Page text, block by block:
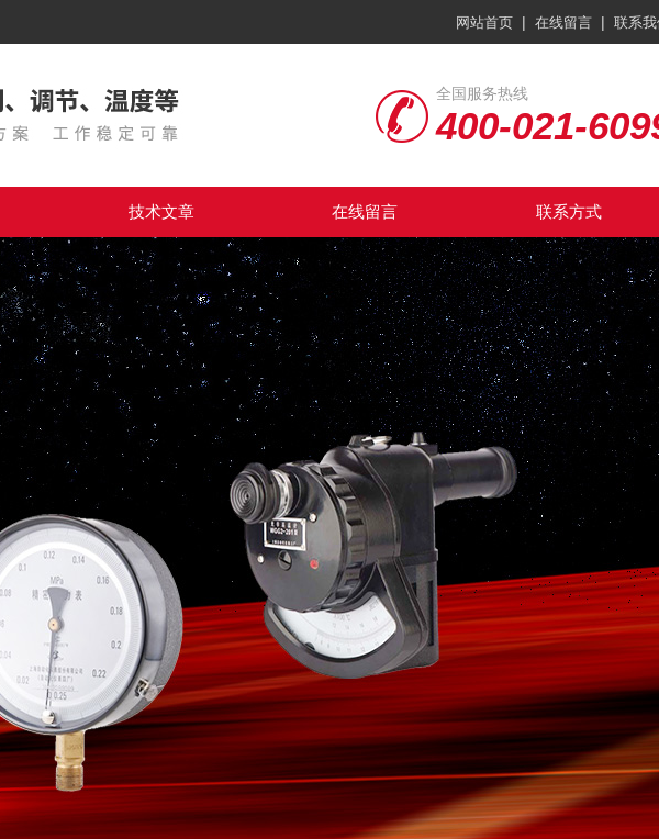
网站首页 | 在线留言 | 联系
全国服务热线
400-021-
技术文章 在线留言 联系方式